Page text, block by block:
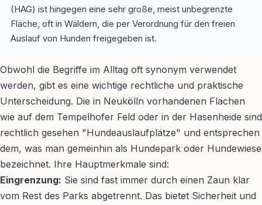
(HAG) ist hingegen eine sehr große, meist unbegrenzte
Fläche, oft in Wäldern, die per Verordnung für den freien
Auslauf von Hunden freigegeben ist.
Obwohl die Begriffe im Alltag oft synonym verwendet
werden, gibt es eine wichtige rechtliche und praktische
Unterscheidung. Die in Neukölln vorhandenen Flächen
wie auf dem Tempelhofer Feld oder in der Hasenheide sind
rechtlich gesehen "Hundeauslaufplätze" und entsprechen
dem, was man gemeinhin als Hundepark oder Hundewiese
bezeichnet. Ihre Hauptmerkmale sind:
Eingrenzung: Sie sind fast immer durch einen Zaun klar
vom Rest des Parks abgetrennt. Das bietet Sicherheit und